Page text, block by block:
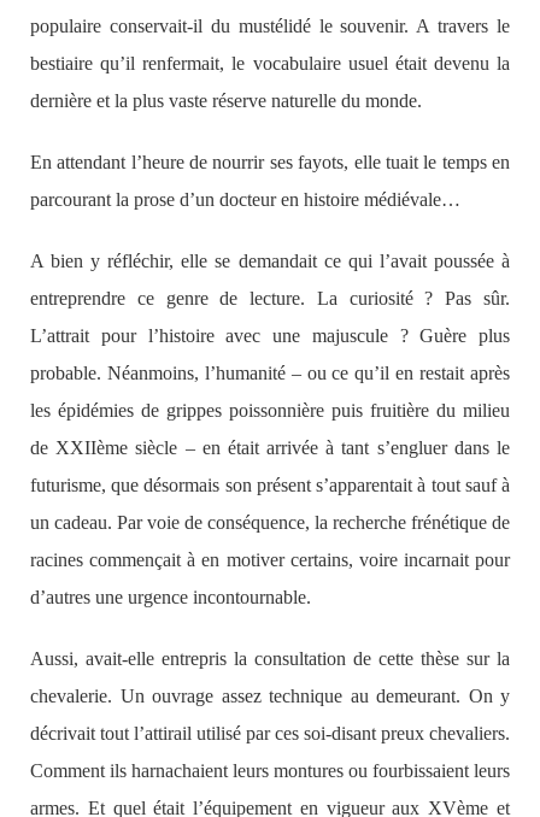
populaire conservait-il du mustélidé le souvenir. A travers le
bestiaire qu’il renfermait, le vocabulaire usuel était devenu la
dernière et la plus vaste réserve naturelle du monde.
En attendant l’heure de nourrir ses fayots, elle tuait le temps en
parcourant la prose d’un docteur en histoire médiévale…
A bien y réfléchir, elle se demandait ce qui l’avait poussée à
entreprendre ce genre de lecture. La curiosité ? Pas sûr.
L’attrait pour l’histoire avec une majuscule ? Guère plus
probable. Néanmoins, l’humanité – ou ce qu’il en restait après
les épidémies de grippes poissonnière puis fruitière du milieu
de XXIIème siècle – en était arrivée à tant s’engluer dans le
futurisme, que désormais son présent s’apparentait à tout sauf à
un cadeau. Par voie de conséquence, la recherche frénétique de
racines commençait à en motiver certains, voire incarnait pour
d’autres une urgence incontournable.
Aussi, avait-elle entrepris la consultation de cette thèse sur la
chevalerie. Un ouvrage assez technique au demeurant. On y
décrivait tout l’attirail utilisé par ces soi-disant preux chevaliers.
Comment ils harnachaient leurs montures ou fourbissaient leurs
armes. Et quel était l’équipement en vigueur aux XVème et